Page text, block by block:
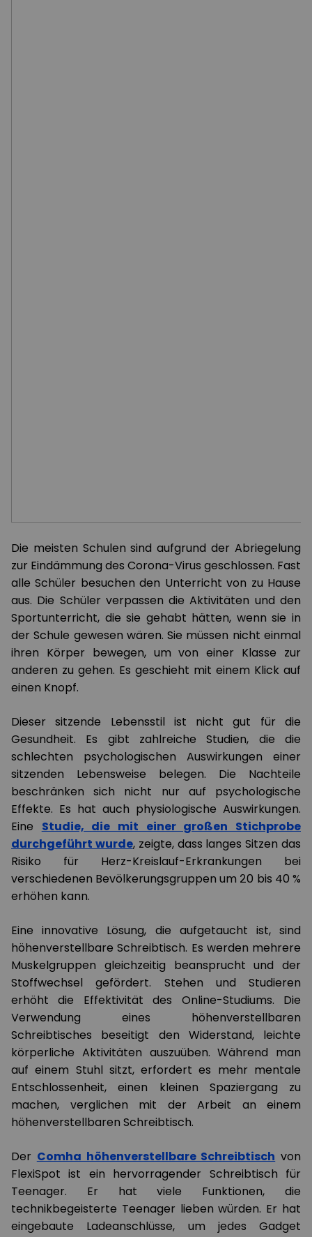
Die meisten Schulen sind aufgrund der Abriegelung
zur Eindämmung des Corona-Virus geschlossen. Fast
alle Schüler besuchen den Unterricht von zu Hause
aus. Die Schüler verpassen die Aktivitäten und den
Sportunterricht, die sie gehabt hätten, wenn sie in
der Schule gewesen wären. Sie müssen nicht einmal
ihren Körper bewegen, um von einer Klasse zur
anderen zu gehen. Es geschieht mit einem Klick auf
einen Knopf.
Dieser sitzende Lebensstil ist nicht gut für die
Gesundheit. Es gibt zahlreiche Studien, die die
schlechten psychologischen Auswirkungen einer
sitzenden Lebensweise belegen. Die Nachteile
beschränken sich nicht nur auf psychologische
Effekte. Es hat auch physiologische Auswirkungen.
Eine Studie, die mit einer großen Stichprobe
durchgeführt wurde, zeigte, dass langes Sitzen das
Risiko für Herz-Kreislauf-Erkrankungen bei
verschiedenen Bevölkerungsgruppen um 20 bis 40 %
erhöhen kann.
Eine innovative Lösung, die aufgetaucht ist, sind
höhenverstellbare Schreibtisch. Es werden mehrere
Muskelgruppen gleichzeitig beansprucht und der
Stoffwechsel gefördert. Stehen und Studieren
erhöht die Effektivität des Online-Studiums. Die
Verwendung eines höhenverstellbaren
Schreibtisches beseitigt den Widerstand, leichte
körperliche Aktivitäten auszuüben. Während man
auf einem Stuhl sitzt, erfordert es mehr mentale
Entschlossenheit, einen kleinen Spaziergang zu
machen, verglichen mit der Arbeit an einem
höhenverstellbaren Schreibtisch.
Der Comha höhenverstellbare Schreibtisch von
FlexiSpot ist ein hervorragender Schreibtisch für
Teenager. Er hat viele Funktionen, die
technikbegeisterte Teenager lieben würden. Er hat
eingebaute Ladeanschlüsse, um jedes Gadget